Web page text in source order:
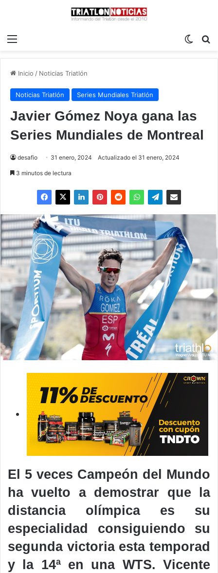
Inicio / Noticias Triatlón
Noticias Triatlón Series Mundiales Triatlón
Javier Gómez Noya gana las
Series Mundiales de Montreal
desafio 31 enero, 2024 Actualizado el 31 enero, 2024
3 minutos de lectura
El 5 veces Campeón del Mundo
ha vuelto a demostrar que la
distancia olímpica es su
especialidad consiguiendo su
segunda victoria esta temporad
y la 14ª en una WTS. Vicente